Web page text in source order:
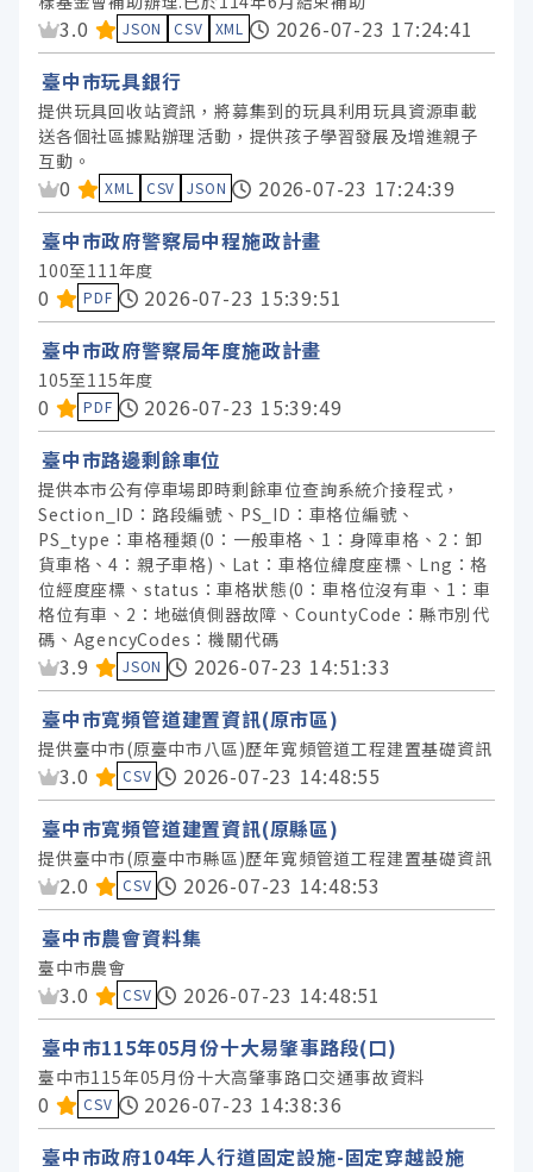
資料集評分：
3.0 JSON CSV XML
2026-07-23 17:24:41
臺中市玩具銀行
提供玩具回收站資訊，將募集到的玩具利用玩具資源車載
送各個社區據點辦理活動，提供孩子學習發展及增進親子
互動。
資料集評分：
0 XML CSV JSON
2026-07-23 17:24:39
臺中市政府警察局中程施政計畫
100至111年度
資料集評分：
0 PDF
2026-07-23 15:39:51
臺中市政府警察局年度施政計畫
105至115年度
資料集評分：
0 PDF
2026-07-23 15:39:49
臺中市路邊剩餘車位
提供本市公有停車場即時剩餘車位查詢系統介接程式，
Section_ID：路段編號、PS_ID：車格位編號、
PS_type：車格種類(0：一般車格、1：身障車格、2：卸
貨車格、4：親子車格)、Lat：車格位緯度座標、Lng：格
位經度座標、status：車格狀態(0：車格位沒有車、1：車
格位有車、2：地磁偵側器故障、CountyCode：縣市別代
碼、AgencyCodes：機關代碼
資料集評分：
3.9 JSON
2026-07-23 14:51:33
臺中市寬頻管道建置資訊(原市區)
提供臺中市(原臺中市八區)歷年寬頻管道工程建置基礎資訊
資料集評分：
3.0 CSV
2026-07-23 14:48:55
臺中市寬頻管道建置資訊(原縣區)
提供臺中市(原臺中市縣區)歷年寬頻管道工程建置基礎資訊
資料集評分：
2.0 CSV
2026-07-23 14:48:53
臺中市農會資料集
臺中市農會
資料集評分：
3.0 CSV
2026-07-23 14:48:51
臺中市115年05月份十大易肇事路段(口)
臺中市115年05月份十大高肇事路口交通事故資料
資料集評分：
0 CSV
2026-07-23 14:38:36
臺中市政府104年人行道固定設施-固定穿越設施